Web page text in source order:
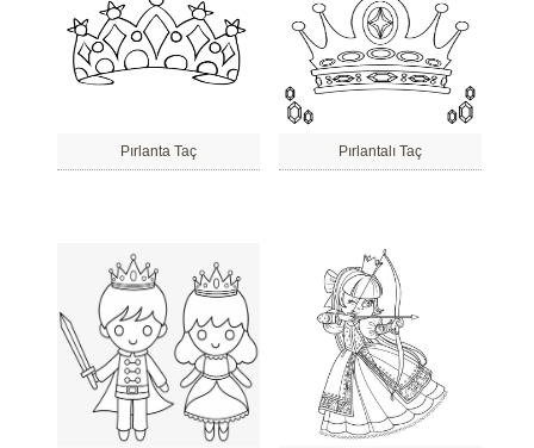
Pırlanta Taç Pırlantalı Taç